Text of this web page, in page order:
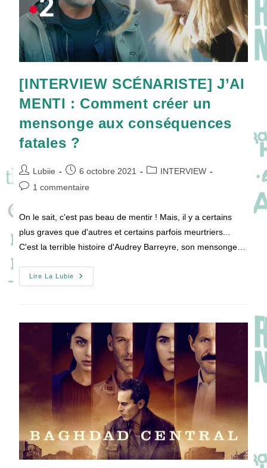
[INTERVIEW SCÉNARISTE] J’AI
MENTI : Comment créer un
mensonge aux conséquences
fatales ?
Auteur/autrice
de
Lubiie
Publication
publiée :
6 octobre 2021
PostINTERVIEW
Commentaires
publication :
1 commentaire
On le sait, c'est pas beau de mentir ! Mais, il y a certains
plus graves que d'autres et certains parfois meurtriers...
C'est la terrible histoire d'Audrey Barreyre, son mensonge…
Lire La Lubie
[INTERVIEW
SCÉNARISTE]
Créer
Un
Mensonge
Aux
Conséquences
Fatales
?